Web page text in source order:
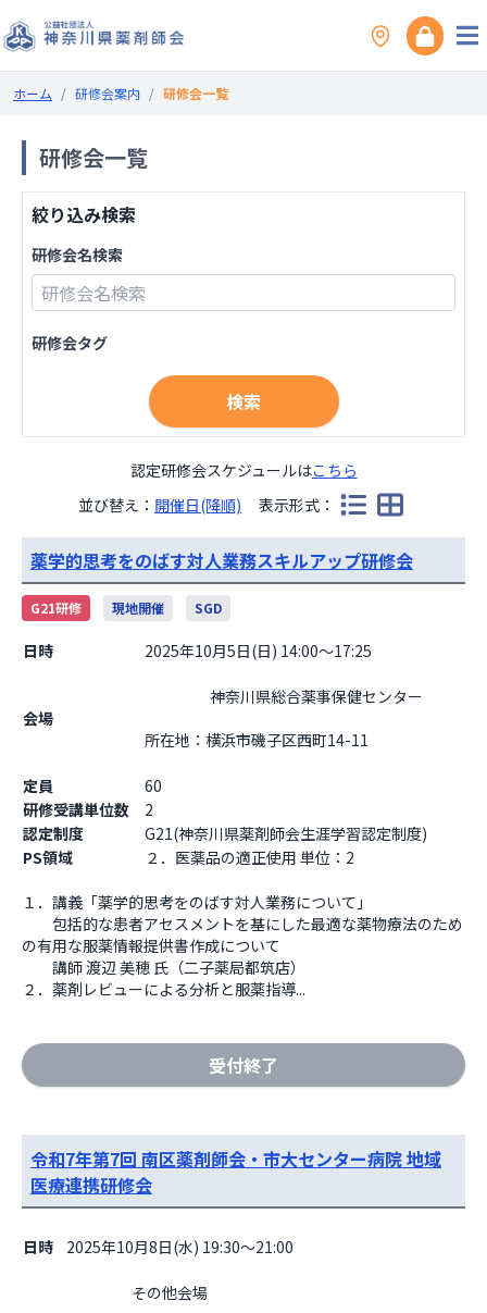
ホーム / 研修会案内 / 研修会一覧
研修会一覧
絞り込み検索
研修会名検索
研修会タグ
検索
認定研修会スケジュールはこちら
並び替え： 開催日(降順) 表示形式：
薬学的思考をのばす対人業務スキルアップ研修会
G21研修 現地開催 SGD
日時 2025年10月5日(日) 14:00～17:25
会場
所在地：横浜市磯子区西町14-11
定員
60
研修受講単位数
2
認定制度
G21(神奈川県薬剤師会生涯学習認定制度)
PS領域
２．医薬品の適正使用 単位：2
１．講義「薬学的思考をのばす対人業務について」
包括的な患者アセスメントを基にした最適な薬物療法のため
の有用な服薬情報提供書作成について
講師 渡辺 美穂 氏（二子薬局都筑店）
２．薬剤レビューによる分析と服薬指導...
受付終了
令和7年第7回 南区薬剤師会・市大センター病院 地域
医療連携研修会
日時 2025年10月8日(水) 19:30～21:00